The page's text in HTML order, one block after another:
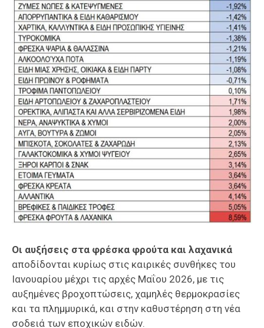
Οι αυξήσεις στα φρέσκα φρούτα και λαχανικά
αποδίδονται κυρίως στις καιρικές συνθήκες του
Ιανουαρίου μέχρι τις αρχές Μαΐου 2026, με τις
αυξημένες βροχοπτώσεις, χαμηλές θερμοκρασίες
και τα πλημμυρικά, και στην καθυστέρηση στη νέα
σοδειά των εποχικών ειδών.